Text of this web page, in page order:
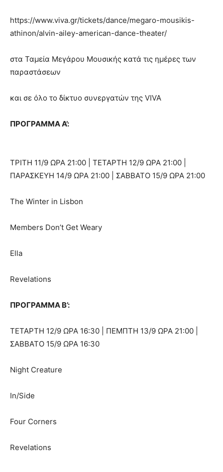
https://www.viva.gr/tickets/dance/megaro-mousikis-
athinon/alvin-ailey-american-dance-theater/
στα Ταμεία Μεγάρου Μουσικής κατά τις ημέρες των
παραστάσεων
και σε όλο το δίκτυο συνεργατών της VIVA
ΠΡΟΓΡΑΜΜΑ Α’:
ΤΡΙΤΗ 11/9 ΩΡΑ 21:00 | ΤΕΤΑΡΤΗ 12/9 ΩΡΑ 21:00 |
ΠΑΡΑΣΚΕΥΗ 14/9 ΩΡΑ 21:00 | ΣΑΒΒΑΤΟ 15/9 ΩΡΑ 21:00
The Winter in Lisbon
Members Don’t Get Weary
Ella
Revelations
ΠΡΟΓΡΑΜΜΑ Β’:
ΤΕΤΑΡΤΗ 12/9 ΩΡΑ 16:30 | ΠΕΜΠΤΗ 13/9 ΩΡΑ 21:00 |
ΣΑΒΒΑΤΟ 15/9 ΩΡΑ 16:30
Night Creature
In/Side
Four Corners
Revelations